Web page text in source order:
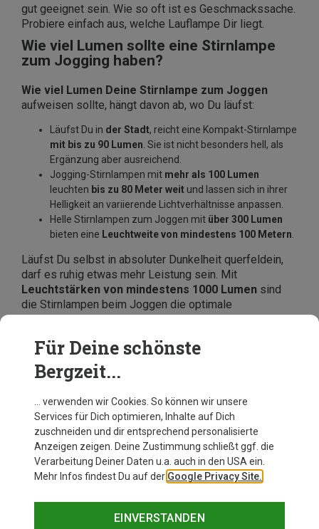
gut geeignet sein. Wie so oft ist es Geschmackssache.
Probiere einfach aus, welche Lauflampe Dir liegt.
Wie viel Lumen sollte eine Stirnlampe
zum Jogging haben?
Wie viel Lumen Deine Stirnlampe zum Joggen
aufweisen sollte, hängt davon ab, wo Du läufst:
Läufst Du in der Stadt, reicht eine Kompakt-Stirnlampe
mit bis zu 90 Lumen . Sie ist nicht besonders hell, als
Ergänzung aber ausreichend.
Jogging-Stirnlampen mit mehr als 100 Lumen
leuchten bis zu 80 Meter weit und lassen sich in ihrer
Helligkeit an variierende Lichtverhältnisse anpassen.
Helle Stirnlampen zum Joggen mit über 300 Lumen
bieten eine Leuchtweite von mindestens 100 Metern
Läufst Du selbst in absoluter Dunkelheit querfeldein,
darf es ruhig etwas mehr Leistung sein. Mit
Leuchtstärken von mindestens 1000 Lumen sind
die Stirnlampen beim Joggen die optimale
Unterstützung und leuchten jeden Winkel Deiner
Hochwertige Stirnlampen zum Joggen von
Markenherstellern wie
Silva
Für Deine schönste
Bergzeit...
… verwenden wir Cookies. So können wir unsere
Services für Dich optimieren, Inhalte auf Dich
zuschneiden und dir entsprechend personalisierte
Anzeigen zeigen. Deine Zustimmung schließt ggf. die
Verarbeitung Deiner Daten u.a. auch in den USA ein.
Mehr Infos findest Du auf der Google Privacy Site.
EINVERSTANDEN